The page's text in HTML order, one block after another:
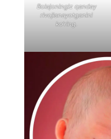
Bolajoningiz qanday
rivojlanayotganini
ko‘ring.